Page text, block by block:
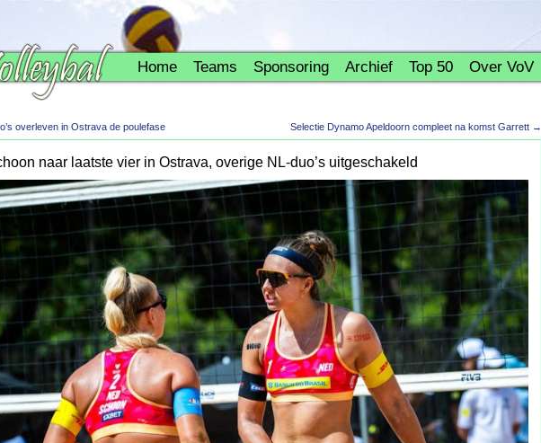
Home Teams Sponsoring Archief Top 50 Over VoV
overleven in Ostrava de poulefase Selectie Dynamo Apeldoorn compleet na komst Garrett →
naar laatste vier in Ostrava, overige NL-duo’s uitgeschakeld